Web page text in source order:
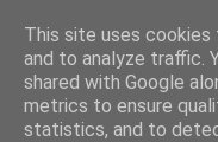
This site uses
and to analyze traffic.
shared with Google
metrics to ensure
statistics, and to